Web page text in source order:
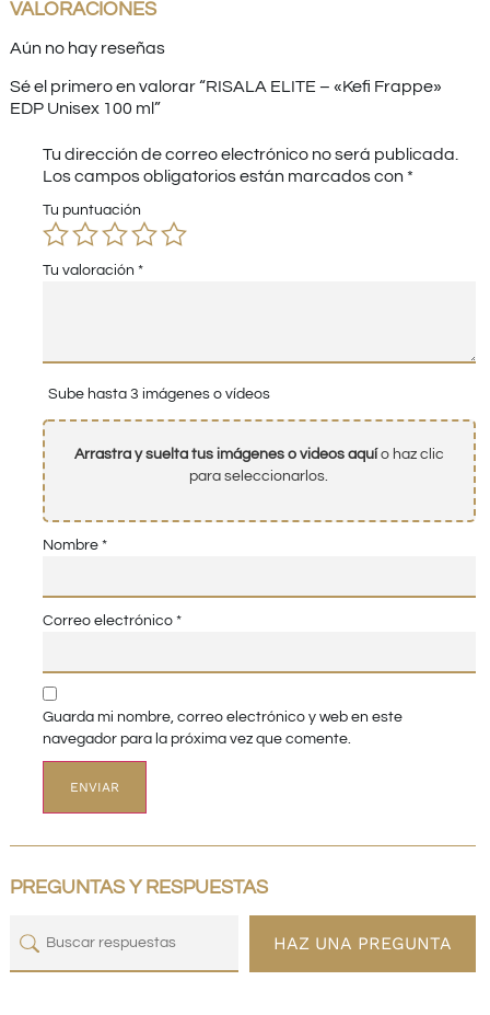
VALORACIONES
Aún no hay reseñas
Sé el primero en valorar “RISALA ELITE – «Kefi Frappe»
EDP Unisex 100 ml”
Tu dirección de correo electrónico no será publicada.
Los campos obligatorios están marcados con *
Tu puntuación
Tu valoración *
Sube hasta 3 imágenes o vídeos
Arrastra y suelta tus imágenes o videos aquío haz clic
para seleccionarlos.
Nombre *
Correo electrónico *
Guarda mi nombre, correo electrónico y web en este
navegador para la próxima vez que comente.
PREGUNTAS Y RESPUESTAS
HAZ UNA PREGUNTA